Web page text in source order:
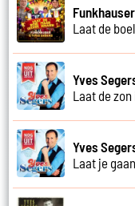
Laat de
Yves
Laat de
Yves
Laat je gaan